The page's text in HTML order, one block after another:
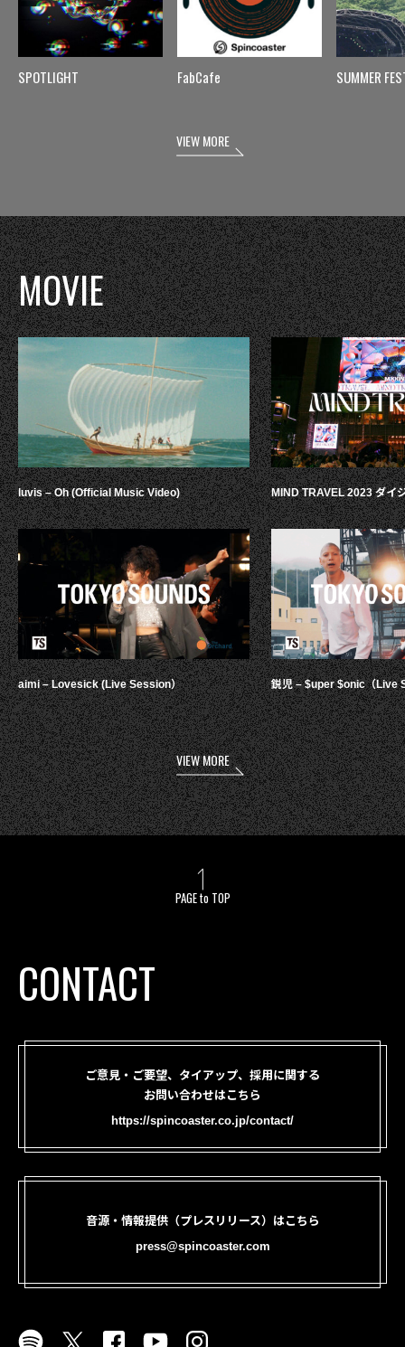
SPOTLIGHT FabCafe SUMMER
VIEW MORE
MOVIE
luvis – Oh (Official Music Video)
aimi – Lovesick (Live Session）
MIND TRAVEL 2023 ダイ
鋭児 – $uper $onic（Live
VIEW MORE
PAGE to TOP
CONTACT
ご意見・ご要望、タイアップ、採用に関する
お問い合わせはこちら
https://spincoaster.co.jp/contact/
音源・情報提供（プレスリリース）はこちら
press@spincoaster.com